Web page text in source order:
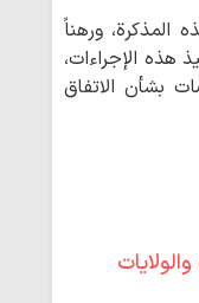
المذكرة، ورهناً
تنفيذ هذه الإجراءات،
بشأن الاتفاق